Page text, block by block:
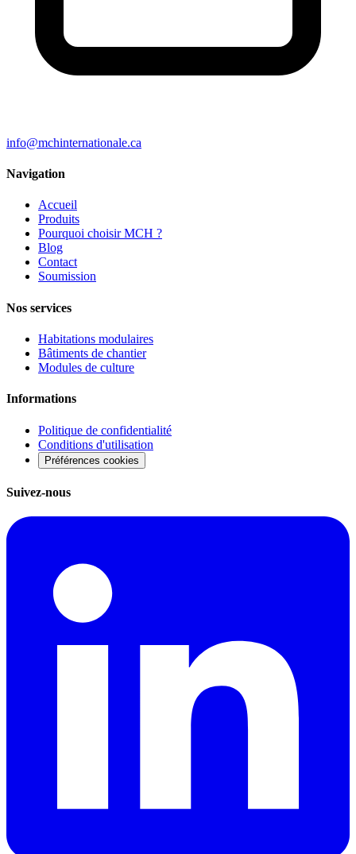
info@mchinternationale.ca
Navigation
Accueil
Produits
Pourquoi choisir MCH ?
Blog
Contact
Soumission
Nos services
Habitations modulaires
Bâtiments de chantier
Modules de culture
Informations
Politique de confidentialité
Conditions d'utilisation
Préférences cookies
Suivez-nous